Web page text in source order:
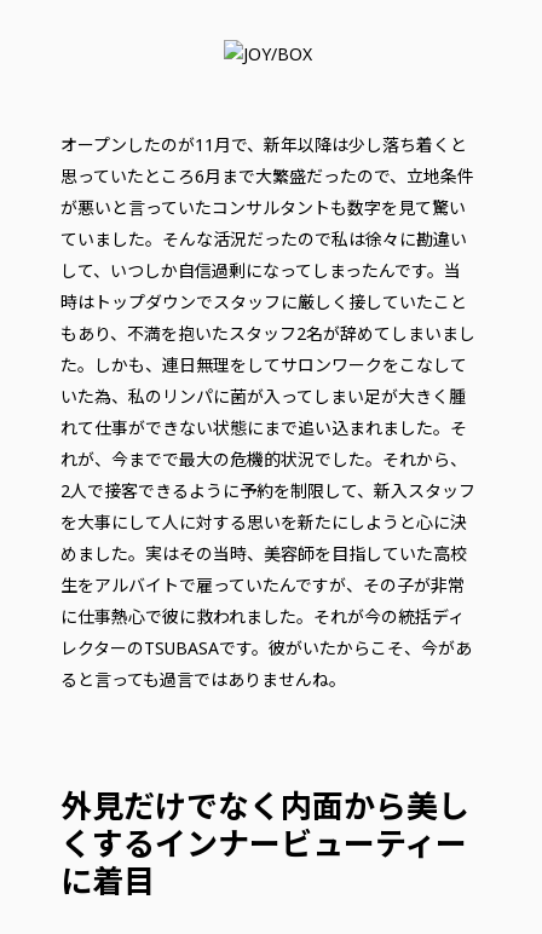
オープンしたのが11月で、新年以降は少し落ち着くと
思っていたところ6月まで大繁盛だったので、立地条件
が悪いと言っていたコンサルタントも数字を見て驚い
ていました。そんな活況だったので私は徐々に勘違い
して、いつしか自信過剰になってしまったんです。当
時はトップダウンでスタッフに厳しく接していたこと
もあり、不満を抱いたスタッフ2名が辞めてしまいまし
た。しかも、連日無理をしてサロンワークをこなして
いた為、私のリンパに菌が入ってしまい足が大きく腫
れて仕事ができない状態にまで追い込まれました。そ
れが、今までで最大の危機的状況でした。それから、
2人で接客できるように予約を制限して、新入スタッフ
を大事にして人に対する思いを新たにしようと心に決
めました。実はその当時、美容師を目指していた高校
生をアルバイトで雇っていたんですが、その子が非常
に仕事熱心で彼に救われました。それが今の統括ディ
レクターのTSUBASAです。彼がいたからこそ、今があ
ると言っても過言ではありませんね。
外見だけでなく内面から美し
くするインナービューティー
に着目